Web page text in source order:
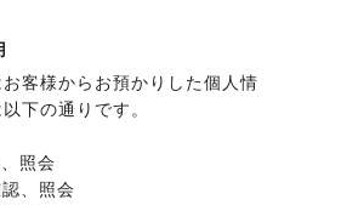
客様からお預かりした個人情
下の通りです。
照会
、照会